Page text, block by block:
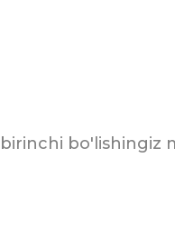
bo'lishingiz